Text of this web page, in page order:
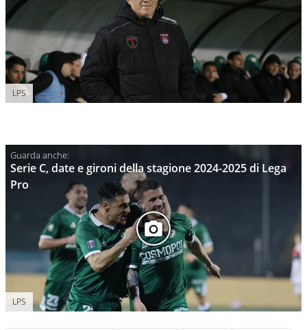
LPS
Serie C, date e gironi della stagione 2024-2025 di Lega
Pro
LPS